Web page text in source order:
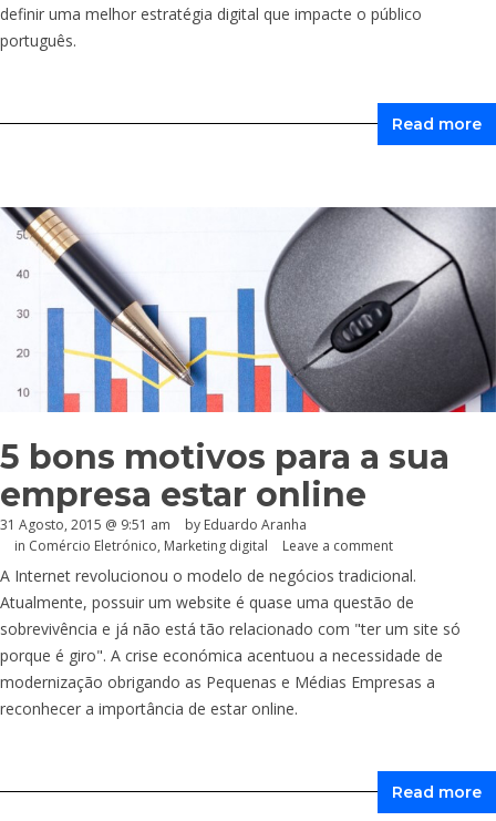
definir uma melhor estratégia digital que impacte o público
português.
Read more
5 bons motivos para a sua
empresa estar online
31 Agosto, 2015 @ 9:51 am by Eduardo Aranha
in Comércio Eletrónico, Marketing digital Leave a comment
A Internet revolucionou o modelo de negócios tradicional.
Atualmente, possuir um website é quase uma questão de
sobrevivência e já não está tão relacionado com "ter um site só
porque é giro". A crise económica acentuou a necessidade de
modernização obrigando as Pequenas e Médias Empresas a
reconhecer a importância de estar online.
Read more